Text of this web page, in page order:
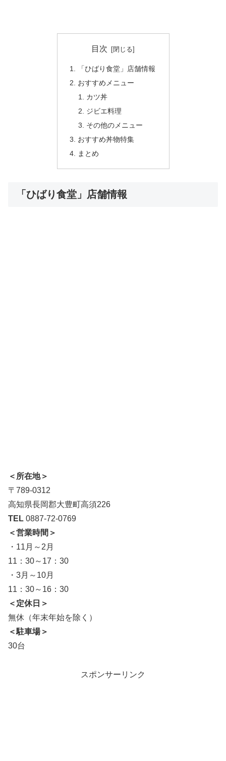
目次
「ひばり食堂」店舗情報
おすすめメニュー
カツ丼
ジビエ料理
その他のメニュー
おすすめ丼物特集
まとめ
「ひばり食堂」店舗情報
＜所在地＞
〒789-0312
高知県長岡郡大豊町高須226
TEL 0887-72-0769
＜営業時間＞
・11月～2月
11：30～17：30
・3月～10月
11：30～16：30
＜定休日＞
無休（年末年始を除く）
＜駐車場＞
30台
スポンサーリンク